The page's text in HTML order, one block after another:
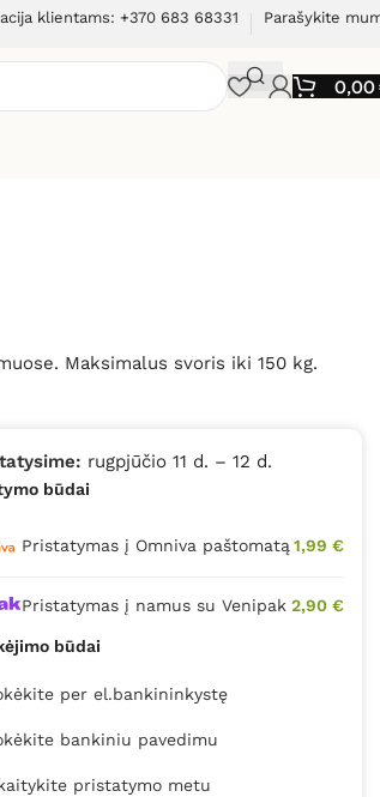
klientams: +370 683 68331 Parašykite
0,00
Maksimalus svoris iki 150 kg.
rugpjūčio 11 d. – 12 d.
būdai
Pristatymas į Omniva paštomatą 1,99 €
Pristatymas į namus su Venipak 2,90 €
būdai
per el.bankininkystę
bankiniu pavedimu
pristatymo metu